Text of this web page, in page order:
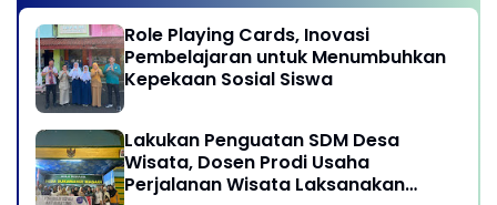
Role Playing Cards, Inovasi
Pembelajaran untuk Menumbuhkan
Kepekaan Sosial Siswa
Lakukan Penguatan SDM Desa
Wisata, Dosen Prodi Usaha
Perjalanan Wisata Laksanakan